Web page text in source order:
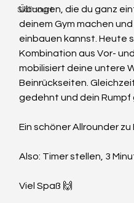
Skillcourt
Übungen, die du ganz
deinem Gym machen
einbauen kannst. Heute
Kombination aus Vor-
mobilisiert deine untere
Beinrückseiten.
gedehnt und dein Rumpf
Ein schöner Allrounder zu
Also: Timer stellen, 3
Viel Spaß 🙌